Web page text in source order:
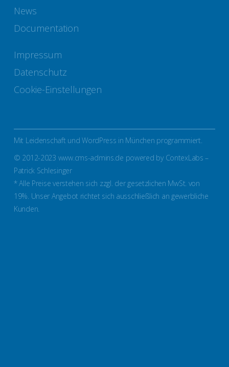
News
Documentation
Impressum
Datenschutz
Cookie-Einstellungen
Mit Leidenschaft und WordPress in München programmiert.
© 2012-2023 www.cms-admins.de powered by ContexLabs –
Patrick Schlesinger
* Alle Preise verstehen sich zzgl. der gesetzlichen MwSt. von
19%. Unser Angebot richtet sich ausschließlich an gewerbliche
Kunden.